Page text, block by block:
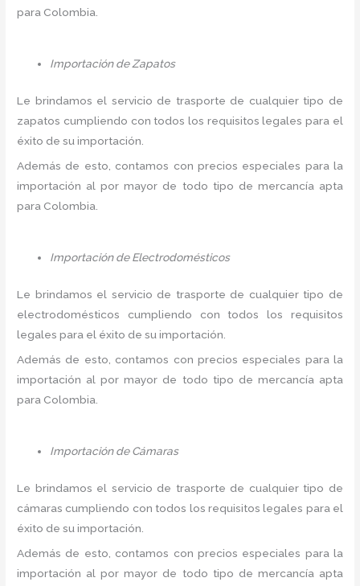
para Colombia.
Importación de Zapatos
Le brindamos el servicio de trasporte de cualquier tipo de
zapatos cumpliendo con todos los requisitos legales para el
éxito de su importación.
Además de esto, contamos con precios especiales para la
importación al por mayor de todo tipo de mercancía apta
para Colombia.
Importación de Electrodomésticos
Le brindamos el servicio de trasporte de cualquier tipo de
electrodomésticos cumpliendo con todos los requisitos
legales para el éxito de su importación.
Además de esto, contamos con precios especiales para la
importación al por mayor de todo tipo de mercancía apta
para Colombia.
Importación de Cámaras
Le brindamos el servicio de trasporte de cualquier tipo de
cámaras cumpliendo con todos los requisitos legales para el
éxito de su importación.
Además de esto, contamos con precios especiales para la
importación al por mayor de todo tipo de mercancía apta